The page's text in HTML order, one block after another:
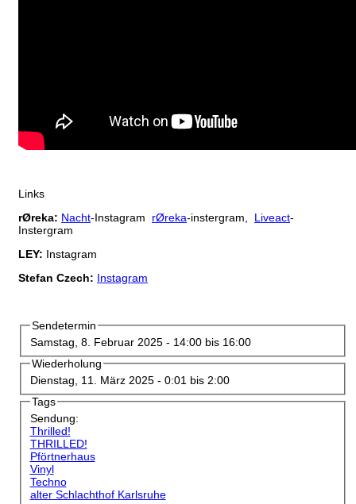
Links
rØreka: Nacht-Instagram rØreka-instergram, Liveact-
Instergram
LEY: Instagram
Stefan Czech: Instagram
Sendetermin
Samstag, 8. Februar 2025 - 14:00bis 16:00
Wiederholung
Dienstag, 11. März 2025 - 0:01 bis 2:00
Tags
Sendung:
Thrilled!
THRILLED!
Pförtnerhaus
Vinyl
Techno
alter Schlachthof Karlsruhe